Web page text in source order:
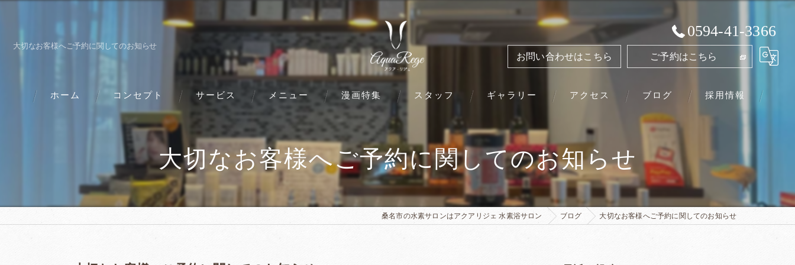
大切なお客様へご予約に関してのお知らせ
0594-41-3366
お問い合わせはこちら ご予約はこちら
ホーム コンセプト サービス メニュー 漫画特集 スタッフ ギャラリー アクセス
アクアリジェ 水素浴サロン
ブログ 採用情報
大切なお客様へご予約に関してのお知らせ
桑名市の水素サロンはアクアリジェ 水素浴サロン ブログ 大切なお客様へご予約に関してのお知らせ